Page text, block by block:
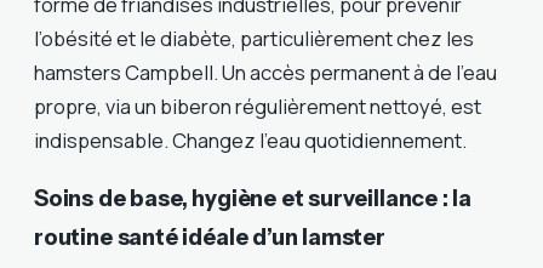
l’obésité et le diabète, particulièrement chez les
hamsters Campbell. Un accès permanent à de l’eau
propre, via un biberon régulièrement nettoyé, est
indispensable. Changez l’eau quotidiennement.
Soins de base, hygiène et surveillance : la
routine santé idéale d’un lamster